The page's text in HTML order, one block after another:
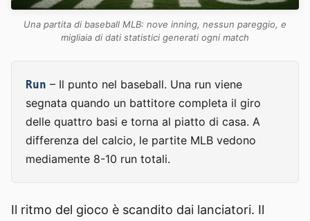
Una partita di baseball MLB: nove inning, nessun pareggio, e
migliaia di dati statistici generati ogni match
Run – Il punto nel baseball. Una run viene
segnata quando un battitore completa il giro
delle quattro basi e torna al piatto di casa. A
differenza del calcio, le partite MLB vedono
mediamente 8-10 run totali.
Il ritmo del gioco è scandito dai lanciatori. Il